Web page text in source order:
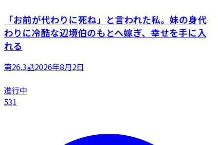
「お前が代わりに死ね」と言われた私。妹の身代
わりに冷酷な辺境伯のもとへ嫁ぎ、幸せを手に入
れる
第26.3話2026年8月2日
進行中
531